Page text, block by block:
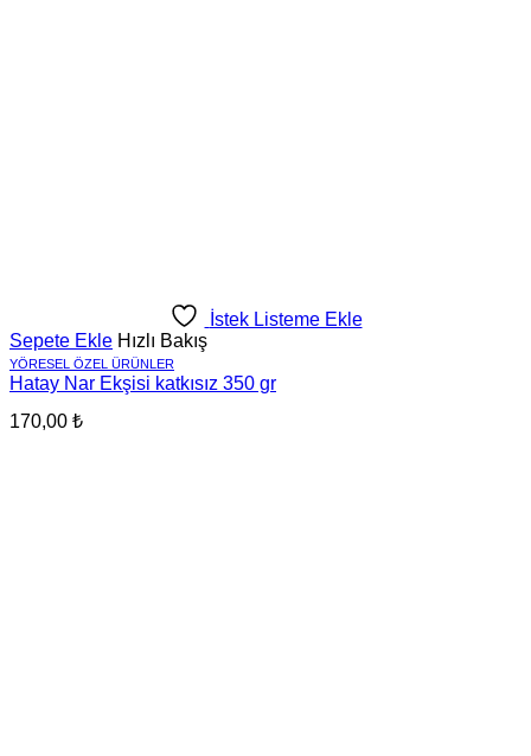
İstek Listeme Ekle
Sepete Ekle Hızlı Bakış
YÖRESEL ÖZEL ÜRÜNLER
Hatay Nar Ekşisi katkısız 350 gr
170,00 ₺